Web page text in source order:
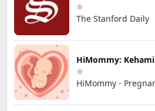
The Stanford Daily
HiMommy: